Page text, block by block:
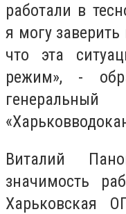
работали в
я могу
что эта
режим», -
Виталий
значимость
Харьковская